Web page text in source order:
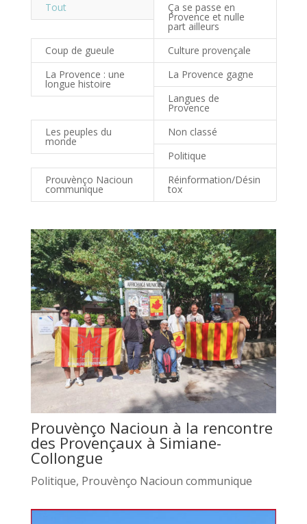
Tout Ça se passe en
Provence et nulle
part ailleurs
Coup de gueule
Culture provençale
La Provence : une
longue histoire
La Provence gagne
Langues de
Provence
Les peuples du
monde
Non classé
Politique
Prouvènço Nacioun
communique
Réinformation/Désin
tox
Prouvènço Nacioun à la rencontre
des Provençaux à Simiane-
Collongue
Politique, Prouvènço Nacioun communique